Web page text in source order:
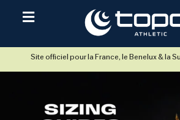
Site officiel pour la France, le Benelux & la